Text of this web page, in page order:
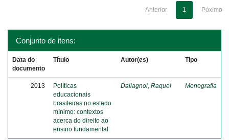
Anterior 1 Póximo
Conjunto de itens:
Data do
documento
Título Autor(es) Tipo
2013
Políticas
educacionais
brasileiras no estado
mínimo: contextos
acerca do direito ao
ensino fundamental
Dallagnol, Raquel Monografia